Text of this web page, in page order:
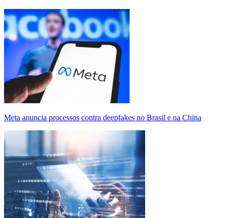
Meta anuncia processos contra deepfakes no Brasil e na China